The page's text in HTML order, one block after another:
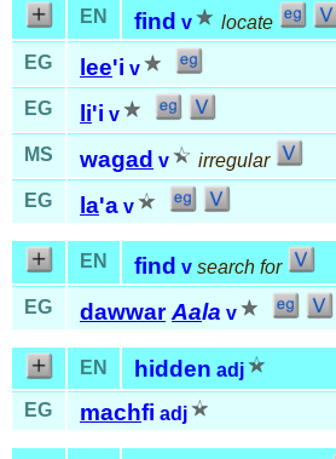
EN find v
locate
EG
lee'i v
EG li'i v
MS wagad v irregular
EG la'a v
EN find v search for
EG
dawwar Aala v
EN hidden adj
EG
machfi adj